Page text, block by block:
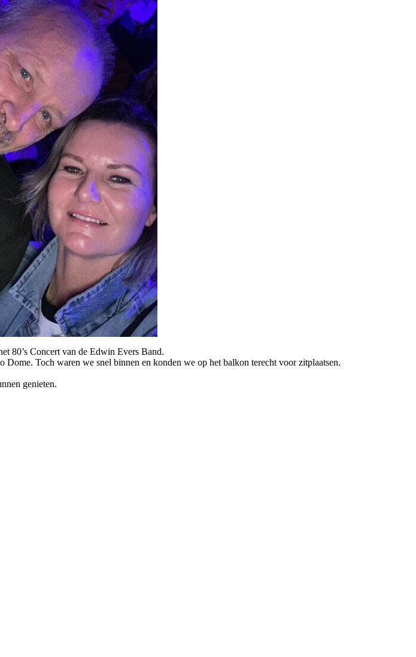
80’s Concert van de Edwin Evers Band.
Toch waren we snel binnen en konden we op het balkon terecht voor zitplaatsen.
genieten.